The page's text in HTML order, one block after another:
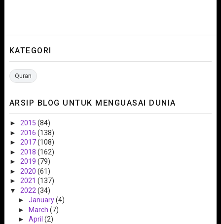
KATEGORI
Quran
ARSIP BLOG UNTUK MENGUASAI DUNIA
► 2015 (84)
► 2016 (138)
► 2017(108)
► 2018 (162)
► 2019 (79)
► 2020 (61)
► 2021 (137)
▼ 2022 (34)
► January(4)
► March (7)
► April (2)